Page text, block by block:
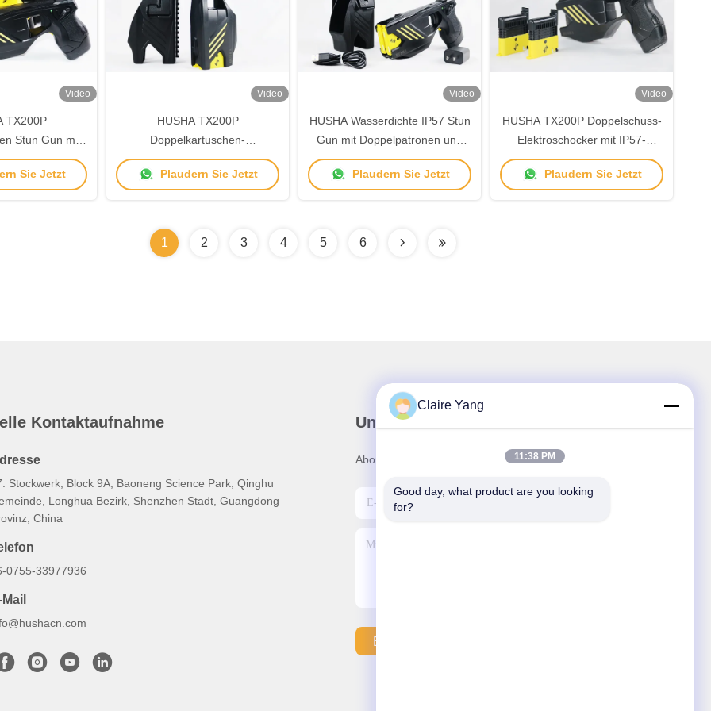
Video
TX200P
Stun Gun mit
und
LED Licht Nicht
Sie Jetzt
Video
HUSHA TX200P
Doppelkartuschen-
Elektroschocker mit IP57-
Wasserdichtigkeit und 55 kV
Plaudern Sie Jetzt
Video
HUSHA Wasserdichte IP57 Stun
Gun mit Doppelpatronen und
55±5KV Ausgangsspannung für
Strafverfolgungsbehörden
Plaudern Sie Jetzt
Video
HUSHA TX200P Doppelschuss-
Elektroschocker mit IP57-
Wasserdichtigkeit und 55 kV
Ausgangsspannung für die
Plaudern Sie Jetzt
1 2 3 4 5 6
Kontaktaufnahme
Stockwerk, Block 9A, Baoneng Science Park, Qinghu
Longhua Bezirk, Shenzhen Stadt, Guangdong
China
0755-33977936
Mail
Unser Newsletter
Abonnieren Sie unseren Newsletter für Rabatte und mehr.
E-Mail Senden
Claire Yang
11:38 PM
Good day, what product are you looking
for?